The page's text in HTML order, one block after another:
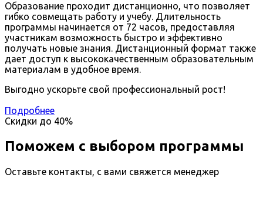
Образование проходит дистанционно, что позволяет
гибко совмещать работу и учебу. Длительность
программы начинается от 72 часов, предоставляя
участникам возможность быстро и эффективно
получать новые знания. Дистанционный формат также
дает доступ к высококачественным образовательным
материалам в удобное время.
Выгодно ускорьте свой профессиональный рост!
Подробнее
Скидки до 40%
Поможем с выбором программы
Оставьте контакты, с вами свяжется менеджер